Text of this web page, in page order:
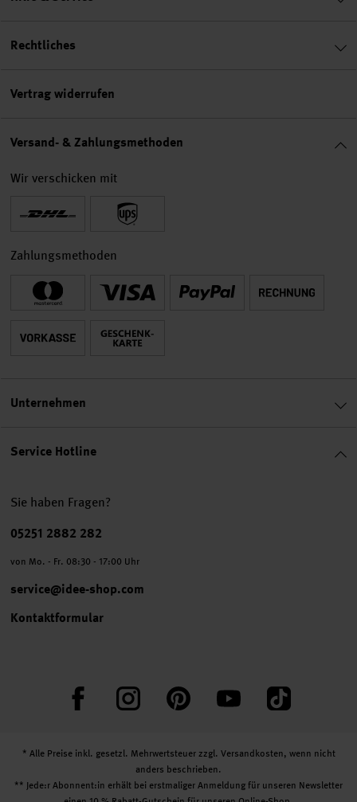
Service Hotline
Sie haben Fragen?
Telefonnummer
05251 2882 282
von Mo. - Fr. 08:30 - 17:00 Uhr
service@idee-shop.com
Kontaktformular
FacebookInstagram PinterestYouTube TikTok
Rechtliches
Vertrag widerrufen
Versand- & Zahlungsmethoden
Wir verschicken mit
Zahlungsmethoden
Unternehmen
* Alle Preise inkl. gesetzl. Mehrwertsteuer zzgl. Versandkosten, wenn nicht
anders beschrieben.
** Jede:r Abonnent:in erhält bei erstmaliger Anmeldung für unseren Newsletter